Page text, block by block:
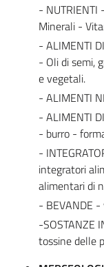
-
Minerali -
- ALIMENTI
- Oli di semi,
e vegetali.
- ALIMENTI
- ALIMENTI
- burro -
-
integratori
alimentari di
- BEVANDE
-SOSTANZE
tossine delle